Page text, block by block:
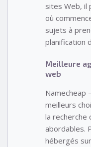
sites Web, il
où
sujets à
planification
Meilleure
web
Namecheap
meilleurs
la recherche
abordables.
hébergés